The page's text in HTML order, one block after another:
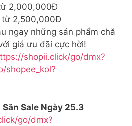
2,000,000Đ
từ 2,500,000Đ
ngay những sản phẩm chă
giá ưu đãi cực hời!
shopii.click/go/dmx?
shopee_kol?
Sale Ngày 25.3
go/dmx?